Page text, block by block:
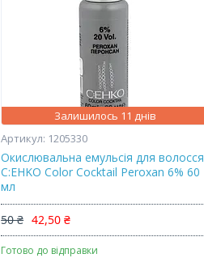
Залишилось 11 днів
1205330
Окислювальна емульсія для волосся
C:EHKO Color Cocktail Peroxan 6% 60
мл
50 ₴ 42,50 ₴
Готово до відправки